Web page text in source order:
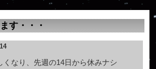
す・・・
くなり、先週の14日から休みナシ